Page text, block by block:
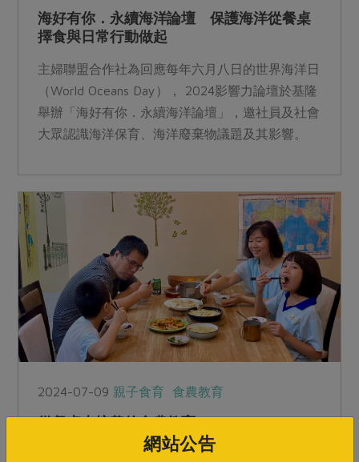
海好有你．永續海洋論壇 保護海洋從餐桌
擇食與日常行動做起
主婦聯盟合作社為回應每年六月八日的世界海洋日
（World Oceans Day）， 2024影響力論壇於基隆
舉辦「海好有你．永續海洋論壇」，邀社員及社會
大眾認識海洋保育、海洋廢棄物議題及其影響。
2024-07-09 親子食育 食農教育
從餐桌上培養的食農教育
網站公告